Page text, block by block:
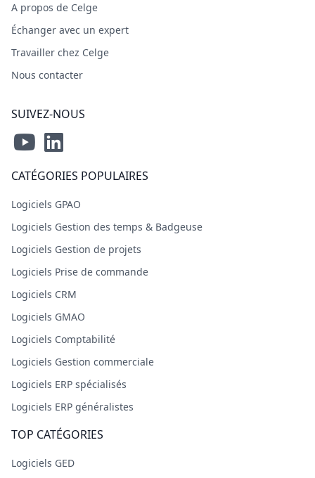
A propos de Celge
Échanger avec un expert
Travailler chez Celge
Nous contacter
SUIVEZ-NOUS
CATÉGORIES POPULAIRES
Logiciels GPAO
Logiciels Gestion des temps & Badgeuse
Logiciels Gestion de projets
Logiciels Prise de commande
Logiciels CRM
Logiciels GMAO
Logiciels Comptabilité
Logiciels Gestion commerciale
Logiciels ERP spécialisés
Logiciels ERP généralistes
TOP CATÉGORIES
Logiciels GED